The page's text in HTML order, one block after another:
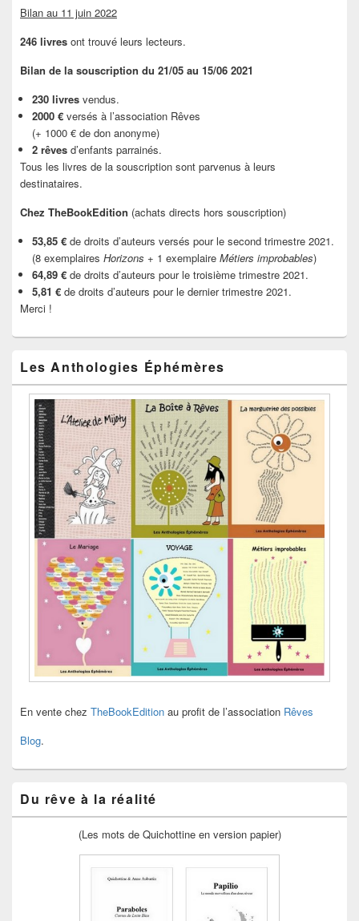
Bilan au 11 juin 2022
246 livres ont trouvé leurs lecteurs.
Bilan de la souscription du 21/05 au 15/06 2021
230 livres vendus.
2000 € versés à l’association Rêves
(+ 1000 € de don anonyme)
2 rêves d’enfants parrainés.
Tous les livres de la souscription sont parvenus à leurs
destinataires.
Chez TheBookEdition (achats directs hors souscription)
53,85 € de droits d’auteurs versés pour le second trimestre 2021.
(8 exemplaires Horizons + 1 exemplaire Métiers improbables)
64,89 € de droits d’auteurs pour le troisième trimestre 2021.
5,81 € de droits d’auteurs pour le dernier trimestre 2021.
Merci !
Les Anthologies Éphémères
En vente chez TheBookEdition au profit de l’association Rêves
Blog.
Du rêve à la réalité
(Les mots de Quichottine en version papier)